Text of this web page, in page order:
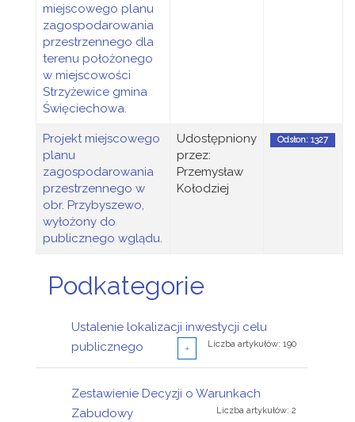
miejscowego planu
zagospodarowania
przestrzennego dla
terenu położonego
w miejscowości
Strzyżewice gmina
Święciechowa.
Projekt miejscowego
planu
zagospodarowania
przestrzennego w
obr. Przybyszewo,
wyłożony do
publicznego wglądu.
Udostępniony
przez:
Przemysław
Kołodziej
Odsłon: 1327
Podkategorie
Ustalenie lokalizacji inwestycji celu
publicznego
Liczba artykułów: 190
Zawiadomienia Liczba artykułów: 23
Zestawienie Decyzji o Warunkach
Zabudowy
Liczba artykułów: 2